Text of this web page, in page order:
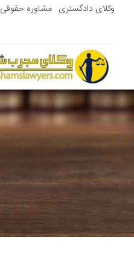
وکلای دادگستری مشاوره حقوقی